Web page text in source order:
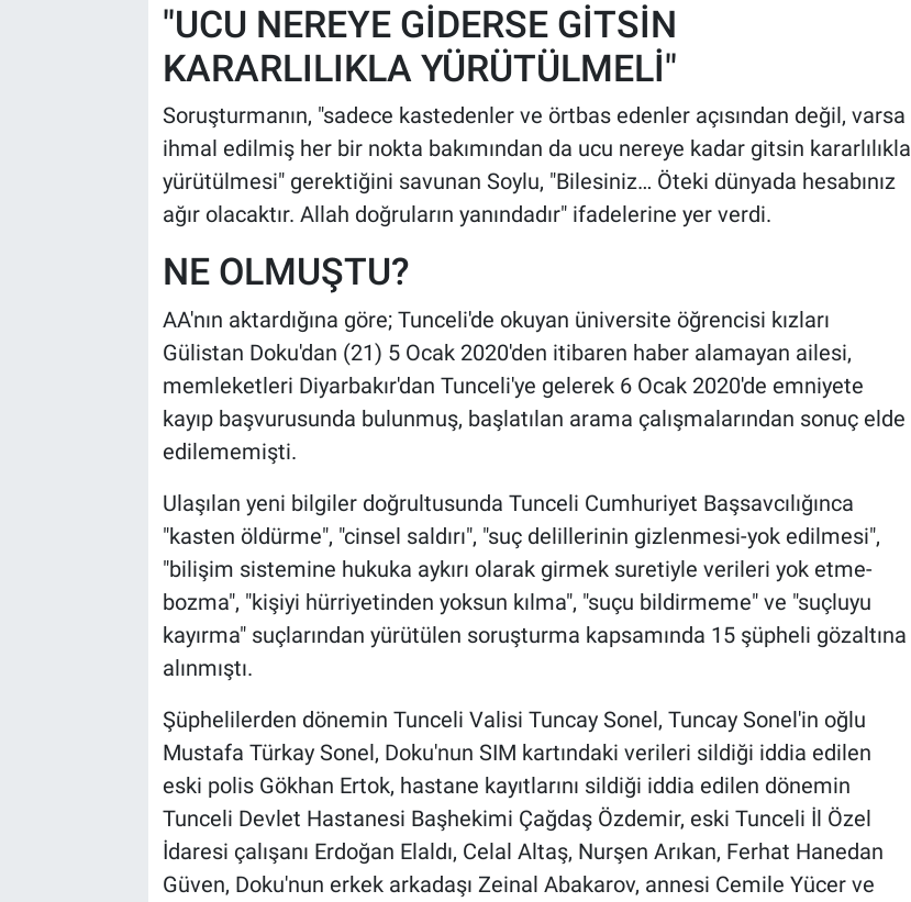
"UCU NEREYE GİDERSE GİTSİN
KARARLILIKLA YÜRÜTÜLMELİ"
Soruşturmanın, "sadece kastedenler ve örtbas edenler açısından değil, varsa
ihmal edilmiş her bir nokta bakımından da ucu nereye kadar gitsin kararlılıkla
yürütülmesi" gerektiğini savunan Soylu, "Bilesiniz… Öteki dünyada hesabınız
ağır olacaktır. Allah doğruların yanındadır" ifadelerine yer verdi.
NE OLMUŞTU?
AA'nın aktardığına göre; Tunceli'de okuyan üniversite öğrencisi kızları
Gülistan Doku'dan (21) 5 Ocak 2020'den itibaren haber alamayan ailesi,
memleketleri Diyarbakır'dan Tunceli'ye gelerek 6 Ocak 2020'de emniyete
kayıp başvurusunda bulunmuş, başlatılan arama çalışmalarından sonuç elde
edilememişti.
Ulaşılan yeni bilgiler doğrultusunda Tunceli Cumhuriyet Başsavcılığınca
"kasten öldürme", "cinsel saldırı", "suç delillerinin gizlenmesi-yok edilmesi",
"bilişim sistemine hukuka aykırı olarak girmek suretiyle verileri yok etme-
bozma", "kişiyi hürriyetinden yoksun kılma", "suçu bildirmeme" ve "suçluyu
kayırma" suçlarından yürütülen soruşturma kapsamında 15 şüpheli gözaltına
alınmıştı.
Şüphelilerden dönemin Tunceli Valisi Tuncay Sonel, Tuncay Sonel'in oğlu
Mustafa Türkay Sonel, Doku'nun SIM kartındaki verileri sildiği iddia edilen
eski polis Gökhan Ertok, hastane kayıtlarını sildiği iddia edilen dönemin
Tunceli Devlet Hastanesi Başhekimi Çağdaş Özdemir, eski Tunceli İl Özel
İdaresi çalışanı Erdoğan Elaldı, Celal Altaş, Nurşen Arıkan, Ferhat Hanedan
Güven, Doku'nun erkek arkadaşı Zeinal Abakarov, annesi Cemile Yücer ve